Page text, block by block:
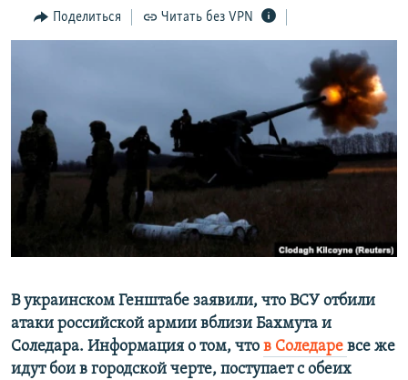
поискуИНФОГРАФИКА
ПРОПАВШИЕ БЕЗ ВЕСТИ
ПОБЕДИТЕЛЕЙ НЕ СУДЯТ?
КРЫМ.НЕПОКОРЕННЫЙ
УКРАИНСКАЯ ПРОБЛЕМА КРЫМА
КАК ОБОЙТИ БЛОКИРОВКУ
ПРИСОЕДИНЯЙТЕСЬ!
Поделиться Читать без VPN
В украинском Генштабе заявили, что ВСУ отбили
атаки российской армии вблизи Бахмута и
Соледара. Информация о том, что в Соледаре все же
идут бои в городской черте, поступает с обеих